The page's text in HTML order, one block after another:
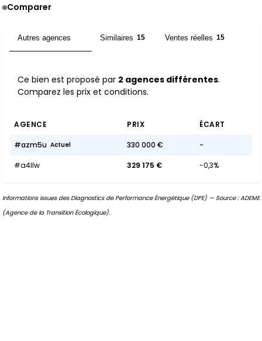
Comparer
Autres agences Similaires 15 Ventes réelles 15
Ce bien est proposé par 2 agences différentes.
Comparez les prix et conditions.
AGENCE PRIX ÉCART
#azm5u Actuel 330 000 € -
#a4IIw 329 175 € -0,3%
Informations issues des Diagnostics de Performance Énergétique (DPE) — Source : ADEME
(Agence de la Transition Écologique).